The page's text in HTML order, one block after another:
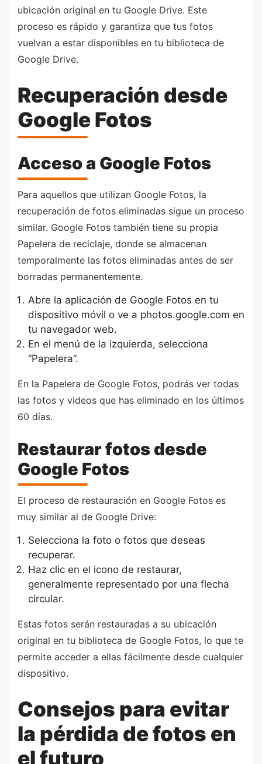
ubicación original en tu Google Drive. Este
proceso es rápido y garantiza que tus fotos
vuelvan a estar disponibles en tu biblioteca de
Google Drive.
Recuperación desde
Google Fotos
Acceso a Google Fotos
Para aquellos que utilizan Google Fotos, la
recuperación de fotos eliminadas sigue un proceso
similar. Google Fotos también tiene su propia
Papelera de reciclaje, donde se almacenan
temporalmente las fotos eliminadas antes de ser
borradas permanentemente.
Abre la aplicación de Google Fotos en tu
dispositivo móvil o ve a photos.google.com en
tu navegador web.
En el menú de la izquierda, selecciona
“Papelera”.
En la Papelera de Google Fotos, podrás ver todas
las fotos y videos que has eliminado en los últimos
60 días.
Restaurar fotos desde
Google Fotos
El proceso de restauración en Google Fotos es
muy similar al de Google Drive:
Selecciona la foto o fotos que deseas
recuperar.
Haz clic en el icono de restaurar,
generalmente representado por una flecha
circular.
Estas fotos serán restauradas a su ubicación
original en tu biblioteca de Google Fotos, lo que te
permite acceder a ellas fácilmente desde cualquier
dispositivo.
Consejos para evitar
la pérdida de fotos en
el futuro